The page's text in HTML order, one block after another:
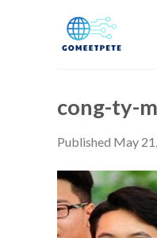
cong-ty-
Published May